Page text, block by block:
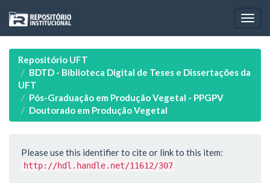
navigation
Repositório UFT
BDTD - Biblioteca Digital de Teses e Dissertações da
UFT
Pós-Graduação em Produção Vegetal - PPGPV
Doutorado em Produção Vegetal
Please use this identifier to cite or link to this item:
http://hdl.handle.net/11612/307